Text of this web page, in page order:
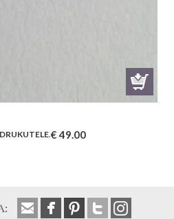
.€49.00